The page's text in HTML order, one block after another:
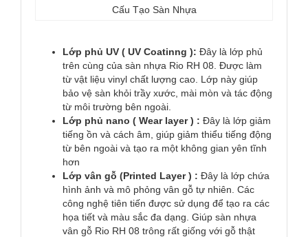
Cấu Tạo Sàn Nhựa
Lớp phủ UV ( UV Coatinng ): Đây là lớp phủ
trên cùng của sàn nhựa Rio RH 08. Được làm
từ vật liệu vinyl chất lượng cao. Lớp này giúp
bảo vệ sàn khỏi trầy xước, mài mòn và tác động
từ môi trường bên ngoài.
Lớp phủ nano ( Wear layer ) : Đây là lớp giảm
tiếng ồn và cách âm, giúp giảm thiểu tiếng động
từ bên ngoài và tạo ra một không gian yên tĩnh
hơn
Lớp vân gỗ (Printed Layer ) : Đây là lớp chứa
hình ảnh và mô phỏng vân gỗ tự nhiên. Các
công nghệ tiên tiến được sử dụng để tạo ra các
họa tiết và màu sắc đa dạng. Giúp sàn nhựa
vân gỗ Rio RH 08 trông rất giống với gỗ thật